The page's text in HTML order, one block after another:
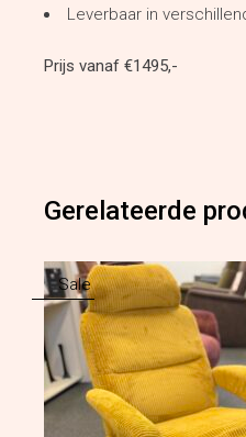
Leverbaar in
Prijs vanaf €1495,-
Gerelateerde
Sale